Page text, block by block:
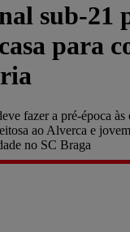
sub-21
para
fazer a pré-época às
ao Alverca e
no SC Braga